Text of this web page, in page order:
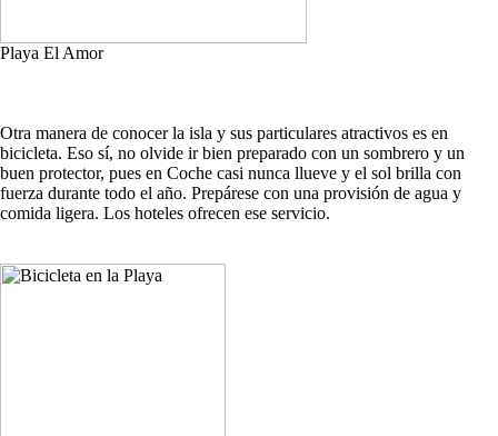
Playa El Amor
Otra manera de conocer la isla y sus particulares atractivos es en
bicicleta. Eso sí, no olvide ir bien preparado con un sombrero y un
buen protector, pues en Coche casi nunca llueve y el sol brilla con
fuerza durante todo el año. Prepárese con una provisión de agua y
comida ligera. Los hoteles ofrecen ese servicio.